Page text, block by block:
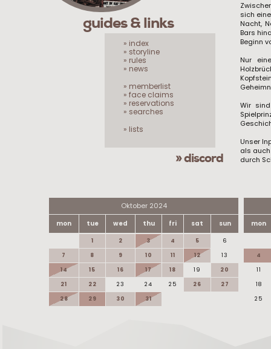
sich
Nacht,
Bars
Beginn
Nur
Wir
Unser
als
durch
guides & links
» index
» storyline
» rules
» news
» memberlist
» face claims
» reservations
» searches
» lists
» discord
Oktober 2024
mon tue wed thu fri sat sun
1 2 3 4 5
6
7
8 9 10 11 12
13
14
15 16 17 18 19
20
21
22 23 24 25 26
27
28
29 30 31
mon
4
11
18
25